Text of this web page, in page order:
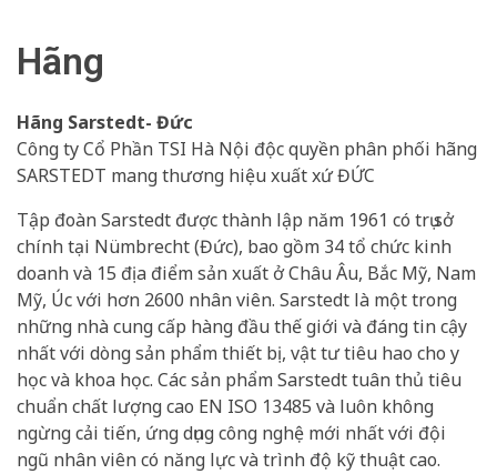
Hãng
Hãng Sarstedt- Đức
Công ty Cổ Phần TSI Hà Nội độc quyền phân phối hãng
SARSTEDT mang thương hiệu xuất xứ ĐỨC
Tập đoàn Sarstedt được thành lập năm 1961 có trụ sở
chính tại Nümbrecht (Đức), bao gồm 34 tổ chức kinh
doanh và 15 địa điểm sản xuất ở Châu Âu, Bắc Mỹ, Nam
Mỹ, Úc với hơn 2600 nhân viên. Sarstedt là một trong
những nhà cung cấp hàng đầu thế giới và đáng tin cậy
nhất với dòng sản phẩm thiết bị, vật tư tiêu hao cho y
học và khoa học. Các sản phẩm Sarstedt tuân thủ tiêu
chuẩn chất lượng cao EN ISO 13485 và luôn không
ngừng cải tiến, ứng dụng công nghệ mới nhất với đội
ngũ nhân viên có năng lực và trình độ kỹ thuật cao.